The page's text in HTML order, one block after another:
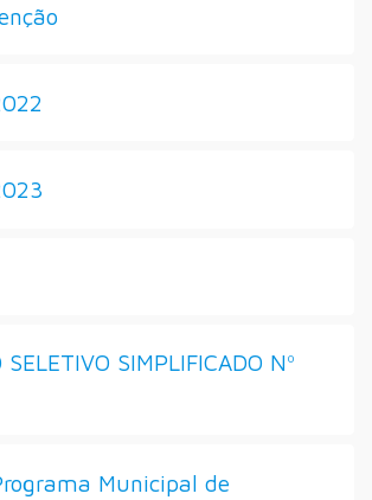
SELETIVO SIMPLIFICADO Nº
Municipal de